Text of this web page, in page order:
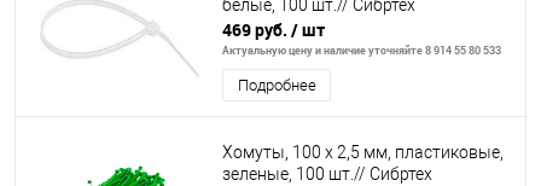
белые, 100 шт.// Сибртех
469 руб. / шт
Актуальную цену и наличие уточняйте 8 914 55 80 533
Подробнее
Хомуты, 100 х 2,5 мм, пластиковые,
зеленые, 100 шт.// Сибртех